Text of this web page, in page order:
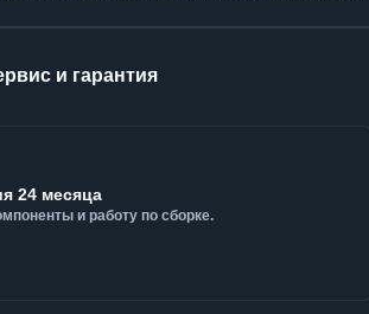
и гарантия
24 месяца
и работу по сборке.